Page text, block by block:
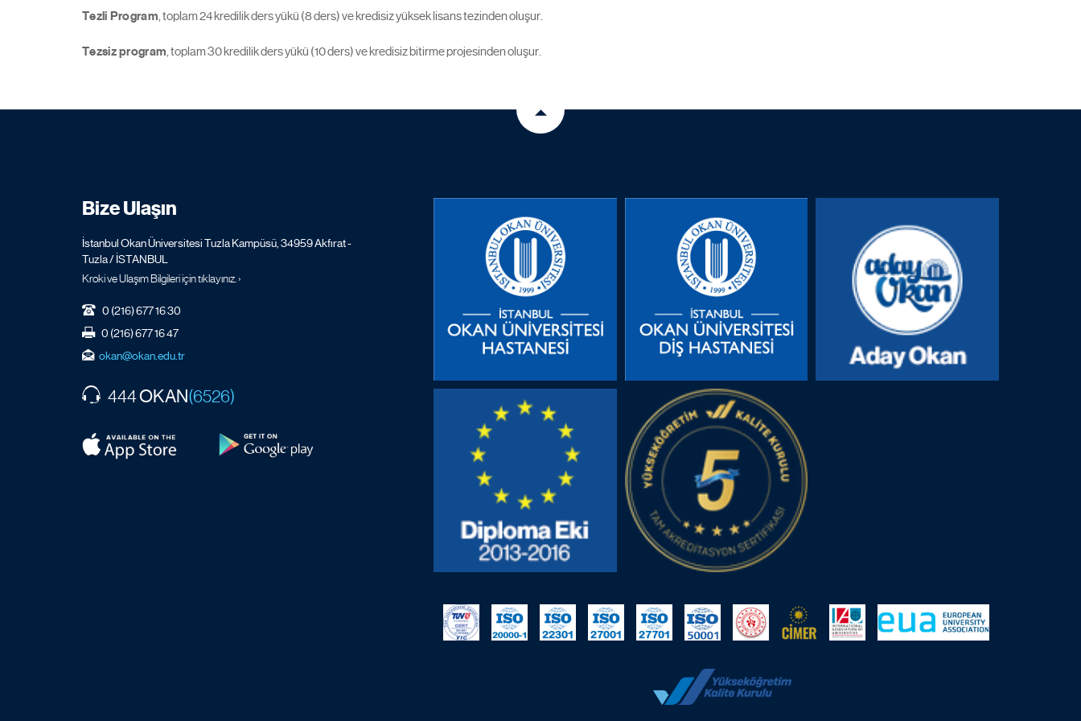
Tezli Program, toplam 24 kredilik ders yükü (8 ders) ve kredisiz yüksek lisans tezinden oluşur.
Tezsiz program, toplam 30 kredilik ders yükü (10 ders) ve kredisiz bitirme projesinden oluşur.
Bize Ulaşın
İstanbul Okan Üniversitesi Tuzla Kampüsü, 34959 Akfırat -
Tuzla / İSTANBUL
Kroki ve Ulaşım Bilgileri için tıklayınız. ›
0 (216) 677 16 30
0 (216) 677 16 47
okan@okan.edu.tr
444OKAN(6526)